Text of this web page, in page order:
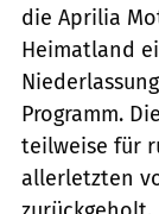
die Aprilia
Heimatland
Programm.
teilweise für
allerletzten